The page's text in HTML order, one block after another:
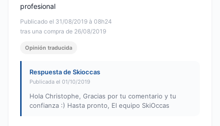
Publicado el 31/08/2019 à 08h24
tras una compra de 26/08/2019
profesional
Opinión traducida
Respuesta de Skioccas
Publicada el 01/10/2019
Hola Christophe, Gracias por tu comentario y tu
confianza :) Hasta pronto, El equipo SkiOccas